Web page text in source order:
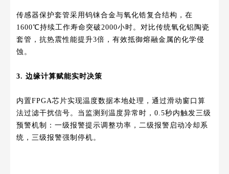
传感器保护套管采用钨铼合金与氧化锆复合结构，在
1600℃持续工作寿命突破2000小时。对比传统氧化铝陶瓷
套管，抗热震性能提升3倍，有效抵御熔融金属的化学侵
蚀。
3. 边缘计算赋能实时决策
内置FPGA芯片实现温度数据本地处理，通过滑动窗口算
法过滤干扰信号。当监测到温度异常时，0.5秒内触发三级
预警机制：一级报警提示调整功率，二级报警启动冷却系
统，三级报警强制停机。